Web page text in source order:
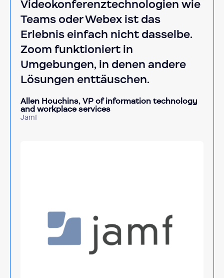
Videokonferenztechnologien wie
Teams oder Webex ist das
Erlebnis einfach nicht dasselbe.
Zoom funktioniert in
Umgebungen, in denen andere
Lösungen enttäuschen.
Allen Houchins, VP of information technology
and workplace services
Jamf